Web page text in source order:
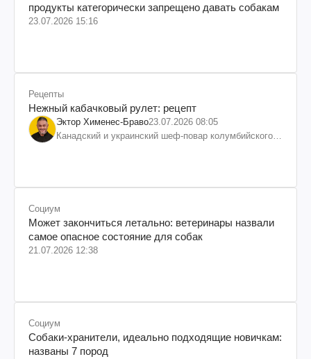
продукты категорически запрещено давать собакам
23.07.2026 15:16
Рецепты
Нежный кабачковый рулет: рецепт
Эктор Хименес-Браво23.07.2026 08:05
Канадский и украинский шеф-повар колумбийского
Социум
Может закончиться летально: ветеринары назвали
самое опасное состояние для собак
21.07.2026 12:38
Социум
Собаки-хранители, идеально подходящие новичкам:
названы 7 пород